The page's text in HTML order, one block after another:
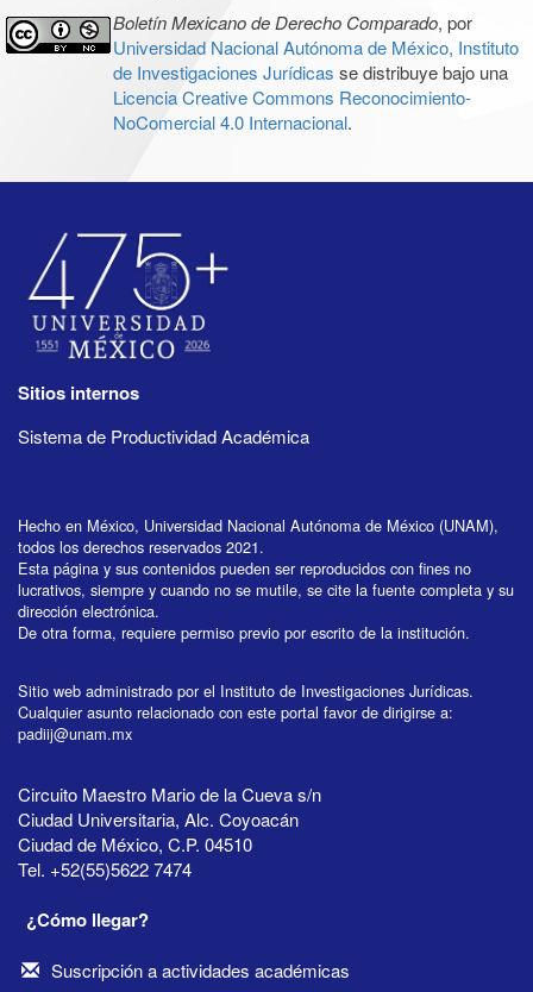
Boletín Mexicano de Derecho Comparado, por
Universidad Nacional Autónoma de México, Instituto
de Investigaciones Jurídicas se distribuye bajo una
Licencia Creative Commons Reconocimiento-
NoComercial 4.0 Internacional.
Sitios internos
Sistema de Productividad Académica
Hecho en México, Universidad Nacional Autónoma de México (UNAM),
todos los derechos reservados 2021.
Esta página y sus contenidos pueden ser reproducidos con fines no
lucrativos, siempre y cuando no se mutile, se cite la fuente completa y su
dirección electrónica.
De otra forma, requiere permiso previo por escrito de la institución.
Sitio web administrado por el Instituto de Investigaciones Jurídicas.
Cualquier asunto relacionado con este portal favor de dirigirse a:
padiij@unam.mx
Circuito Maestro Mario de la Cueva s/n
Ciudad Universitaria, Alc. Coyoacán
Ciudad de México, C.P. 04510
Tel. +52(55)5622 7474
¿Cómo llegar?
Suscripción a actividades académicas